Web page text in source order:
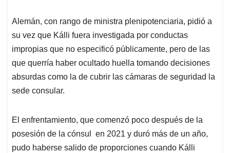
Alemán, con rango de ministra plenipotenciaria, pidió a
su vez que Kálli fuera investigada por conductas
impropias que no especificó públicamente, pero de las
que querría haber ocultado huella tomando decisiones
absurdas como la de cubrir las cámaras de seguridad la
sede consular.
El enfrentamiento, que comenzó poco después de la
posesión de la cónsul en 2021 y duró más de un año,
pudo haberse salido de proporciones cuando Kálli